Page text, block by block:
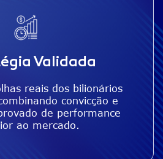
Validada
reais dos bilionários
convicção e
de performance
ao mercado.